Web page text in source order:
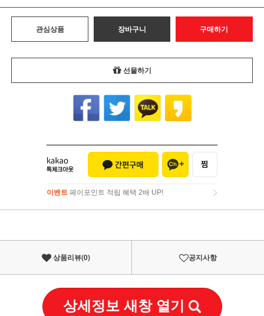
관심상품 장바구니 구매하기
선물하기
이벤트 페이포인트 적립 혜택 2배 UP!
이벤트페이포인트 적립 혜택 2배 UP!
상품리뷰(0) 공지사항
상세정보 새창 열기